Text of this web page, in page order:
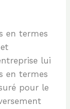
en termes
lui
en termes
pour le